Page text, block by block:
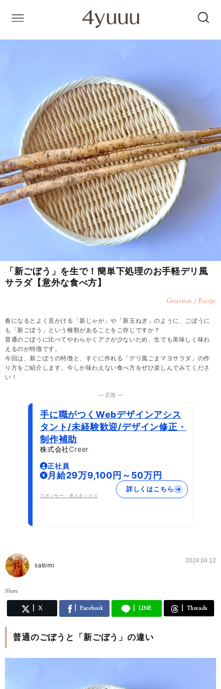
「新ごぼう」を生で！簡単下処理のお手軽デリ風
サラダ【意外な食べ方】
Gourmet / Recipe
春になるとよく見かける「新じゃが」や「新玉ねぎ」のように、ごぼうに
も「新ごぼう」という種類があることをご存じですか？
普通のごぼうに比べてやわらかくアクが少ないため、生でも美味しく味わ
えるのが特徴です。
今回は、新ごぼうの特徴と、すぐに作れる「デリ風ごまマヨサラダ」の作
り方をご紹介します。今しか味わえない食べ方をぜひ楽しんでみてくださ
い！
― 広告 ―
手に職がつくWebデザインアシス
タント/未経験歓迎/デザイン修正・
制作補助
株式会社Creer
正社員
月給29万9,100円～50万円
スポンサー：求人ボックス
詳しくはこちら
satomi
2024.04.12
Share
X Facebook LINE Threads
普通のごぼうと「新ごぼう」の違い